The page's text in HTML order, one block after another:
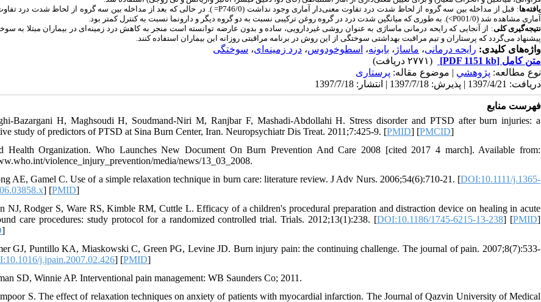
یافته‌ها: قبل از مداخله بین سه گروه از لحاظ شدت درد تفاوت معنی‌دار آماری وجود نداشت (746/0 P
=). در حالی که بعد از مداخله بین سه گروه از لحاظ شدت درد
آماری مشاهده شد (001/0
P
<). به طوری که میانگین شدت درد در گروه روغن ترکیبی نسبت به دو گروه دیگر و دارونما نسبت به کنترل کمتر بود.
نتیجه‌گیری کلی: از آنجایی که رایحه درمانی ماساژی به عنوان روشی غیردارویی، ساده و بدون عارضه توانسته است منجر به کاهش درد زمینه‌ای در بیماران مبتلا به
پیشنهاد می‌گردد که پرستاران و تیم مراقبت بهداشتی سوختگی از این روش در برنامه مراقبتی روزانه این بیماران استفاده کنند.
واژه‌های کلیدی: رایحه درمانی، ماساژ ، بابونه، اسطوخودوس، درد زمینه‌ای، سوختگی
متن کامل [PDF 1151 kb]
(۲۷۷۱ دریافت)
نوع مطالعه: پژوهشي | موضوع مقاله: پرستاری
دریافت: 1397/4/21 | پذیرش: 1397/7/18 | انتشار: 1397/7/18
فهرست منابع
Bazargani H, Maghsoudi H, Soudmand-Niri M, Ranjbar F, Mashadi-Abdollahi H. Stress disorder and PTSD after burn injuries: a
study of predictors of PTSD at Sina Burn Center, Iran. Neuropsychiatr Dis Treat. 2011;7:425-9. [PMID] [PMCID]
Health Organization. Who Launches New Document On Burn Prevention And Care 2008 [cited 2017 4 march]. Available from:
violence_injury_prevention/media/news/13_03_2008.
AE, Gamel C. Use of a simple relaxation technique in burn care: literature review. J Adv Nurs. 2006;54(6):710-21. [DOI:10.1111/j.1365-
] [PMID]
NJ, Rodger S, Ware RS, Kimble RM, Cuttle L. Efficacy of a children's procedural preparation and distraction device on healing in acute
care procedures: study protocol for a randomized controlled trial. Trials. 2012;13(1):238. [DOI:10.1186/1745-6215-13-238] [PMID]
]
GJ, Puntillo KA, Miaskowski C, Green PG, Levine JD. Burn injury pain: the continuing challenge. The journal of pain. 2007;8(7):533-
j.jpain.2007.02.426] [PMID]
SD, Winnie AP. Interventional pain management: WB Saunders Co; 2011.
S. The effect of relaxation techniques on anxiety of patients with myocardial infarction. The Journal of Qazvin University of Medical